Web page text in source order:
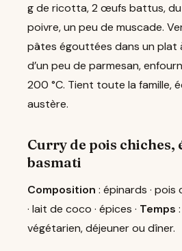
g de ricotta, 2 œufs battus, du
poivre, un peu de muscade.
pâtes égouttées dans un plat
d’un peu de parmesan,
200 °C. Tient toute la famille,
austère.
Curry de pois chiches,
basmati
Composition : épinards · pois
· lait de coco · épices · Temps
végétarien, déjeuner ou dîner.